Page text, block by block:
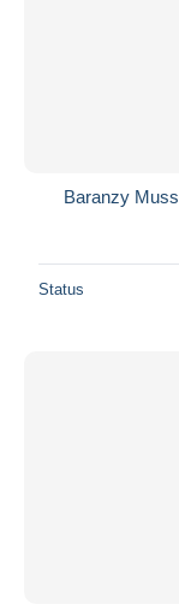
Wohnsitz des
Baranzy
Status